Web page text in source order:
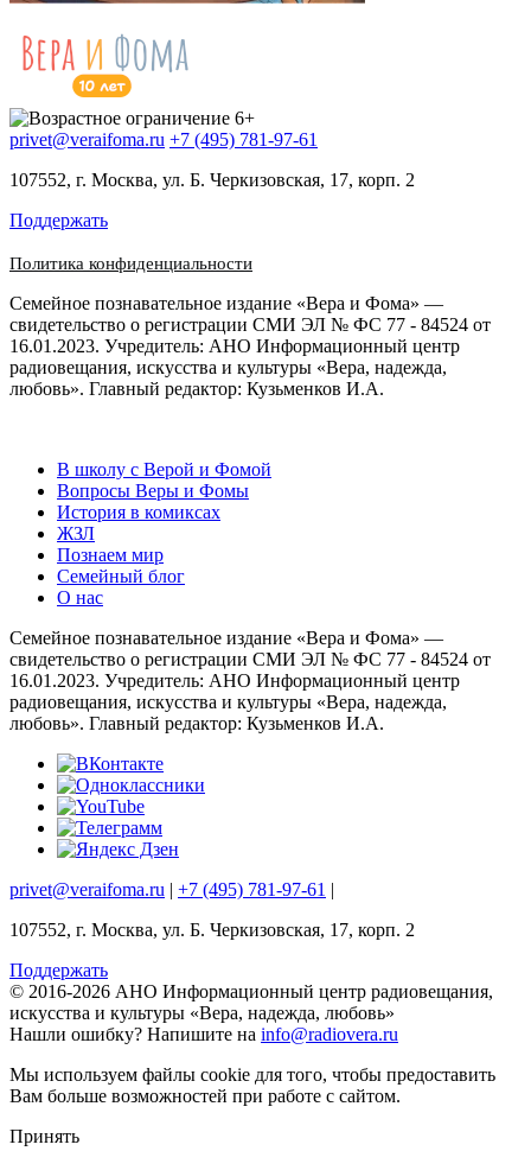
privet@veraifoma.ru +7 (495) 781-97-61
107552, г. Москва, ул. Б. Черкизовская, 17, корп. 2
Поддержать
Политика конфиденциальности
Семейное познавательное издание «Вера и Фома» —
свидетельство о регистрации СМИ ЭЛ № ФС 77 - 84524 от
16.01.2023. Учредитель: АНО Информационный центр
радиовещания, искусства и культуры «Вера, надежда,
любовь». Главный редактор: Кузьменков И.А.
В школу с Верой и Фомой
Вопросы Веры и Фомы
История в комиксах
ЖЗЛ
Познаем мир
Семейный блог
О нас
Семейное познавательное издание «Вера и Фома» —
свидетельство о регистрации СМИ ЭЛ № ФС 77 - 84524 от
16.01.2023. Учредитель: АНО Информационный центр
радиовещания, искусства и культуры «Вера, надежда,
любовь». Главный редактор: Кузьменков И.А.
privet@veraifoma.ru +7 (495) 781-97-61
107552, г. Москва, ул. Б. Черкизовская, 17, корп. 2
Поддержать
© 2016-2026 АНО Информационный центр радиовещания,
искусства и культуры «Вера, надежда, любовь»
Нашли ошибку? Напишите на info@radiovera.ru
Мы используем файлы cookie для того, чтобы предоставить
Вам больше возможностей при работе с сайтом.
Принять